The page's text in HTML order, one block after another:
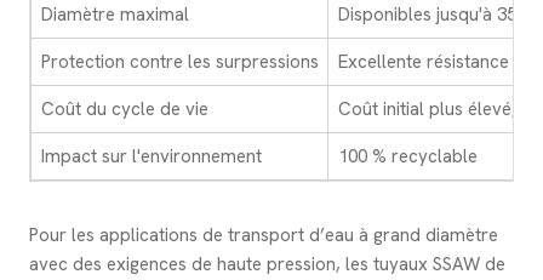
Diamètre maximal
Disponibles jusqu'à 3500
Protection contre les surpressions
Excellente résistance
Coût du cycle de vie
Coût initial plus élevé,
Impact sur l'environnement
100 % recyclable
Pour les applications de transport d’eau à grand diamètre
avec des exigences de haute pression, les tuyaux SSAW de